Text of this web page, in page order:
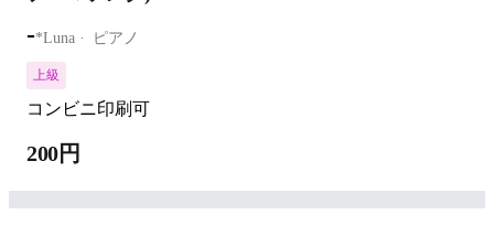
-*Luna ピアノ
上級
コンビニ印刷可
200円